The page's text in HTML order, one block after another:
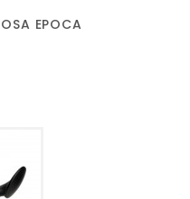
EPOCA